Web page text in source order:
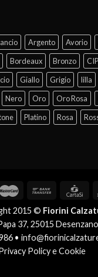
Argento Avorio
Bordeaux Bronzo
Giallo Grigio lilla
Nero Oro Oro Rosa
Platino Rosa
2015 © Fiorini
37, 25015
•
Policy e Cookie